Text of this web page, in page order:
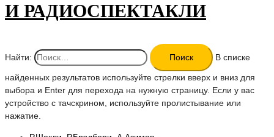
И РАДИОСПЕКТАКЛИ
Найти: В списке
найденных результатов используйте стрелки вверх и вниз для
выбора и Enter для перехода на нужную страницу. Если у вас
устройство с тачскрином, используйте пролистывание или
нажатие.